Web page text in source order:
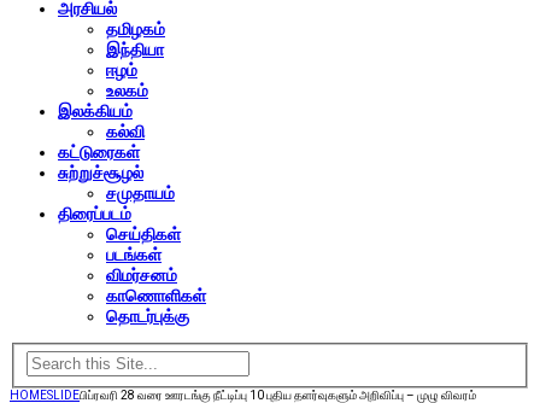
அரசியல்
தமிழகம்
இந்தியா
ஈழம்
உலகம்
இலக்கியம்
கல்வி
கட்டுரைகள்
சுற்றுச்சூழல்
சமுதாயம்
திரைப்படம்
செய்திகள்
படங்கள்
விமர்சனம்
காணொளிகள்
தொடர்புக்கு
HOMESLIDEபிப்ரவரி 28 வரை ஊரடங்கு நீட்டிப்பு 10 புதிய தளர்வுகளும் அறிவிப்பு – முழு விவரம்